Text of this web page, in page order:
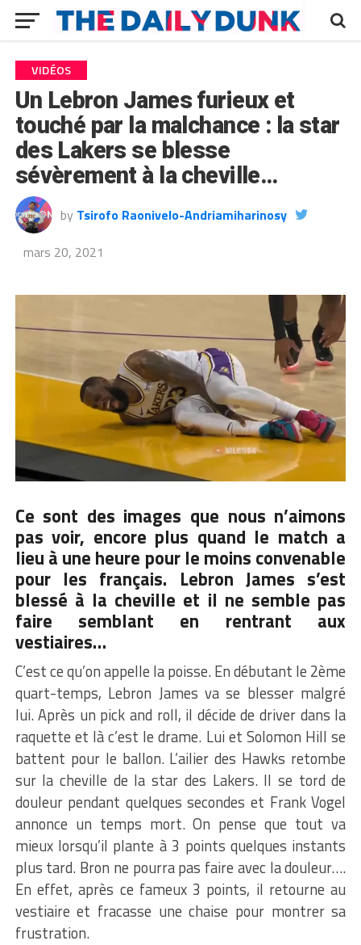
VIDÉOS
Un Lebron James furieux et
touché par la malchance : la star
des Lakers se blesse
sévèrement à la cheville…
by Tsirofo Raonivelo-Andriamiharinosy
mars 20, 2021
Ce sont des images que nous n’aimons
pas voir, encore plus quand le match a
lieu à une heure pour le moins convenable
pour les français. Lebron James s’est
blessé à la cheville et il ne semble pas
faire semblant en rentrant aux
vestiaires…
C’est ce qu’on appelle la poisse. En débutant le 2ème
quart-temps, Lebron James va se blesser malgré
lui. Après un pick and roll, il décide de driver dans la
raquette et là c’est le drame. Lui et Solomon Hill se
battent pour le ballon. L’ailier des Hawks retombe
sur la cheville de la star des Lakers. Il se tord de
douleur pendant quelques secondes et Frank Vogel
annonce un temps mort. On pense que tout va
mieux lorsqu’il plante à 3 points quelques instants
plus tard. Bron ne pourra pas faire avec la douleur….
En effet, après ce fameux 3 points, il retourne au
vestiaire et fracasse une chaise pour montrer sa
frustration.